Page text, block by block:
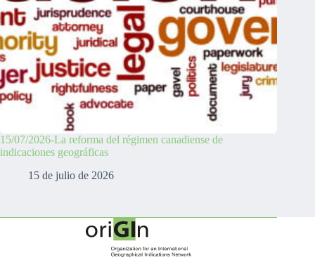
15/07/2026-La reforma del régimen canadiense de
indicaciones geográficas
15 de julio de 2026